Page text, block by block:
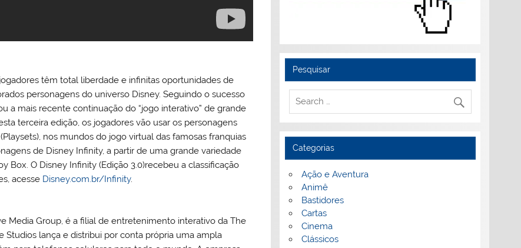
têm total liberdade e infinitas oportunidades de
personagens do universo Disney. Seguindo o sucesso
a mais recente continuação do “jogo interativo” de grande
terceira edição, os jogadores vão usar os personagens
nos mundos do jogo virtual das famosas franquias
de Disney Infinity, a partir de uma grande variedade
Box. O Disney Infinity (Edição 3.0)recebeu a classificação
acesse Disney.com.br/Infinity.
Media Group, é a filial de entretenimento interativo da The
Studios lança e distribui por conta própria uma ampla
Pesquisar
Categorias
Ação e Aventura
Animê
Bastidores
Cartas
Cinema
Clássicos